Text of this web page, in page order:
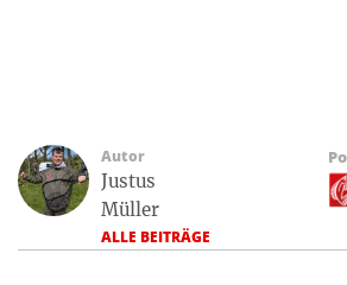
Autor
Justus
Müller
ALLE BEITRÄGE